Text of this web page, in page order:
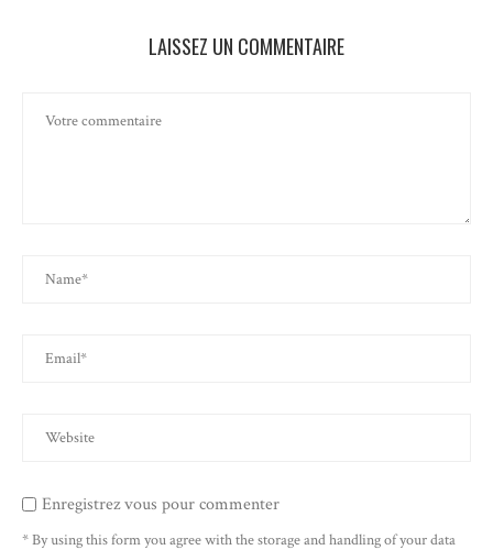
LAISSEZ UN COMMENTAIRE
Enregistrez vous pour commenter
* By using this form you agree with the storage and handling of your data